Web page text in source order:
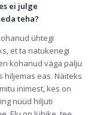
ei julge
teha?
ühtegi
et ta natukenegi
kohanud väga palju
hiljemas eas. Näiteks
inimest, kes on
nüüd hiljuti